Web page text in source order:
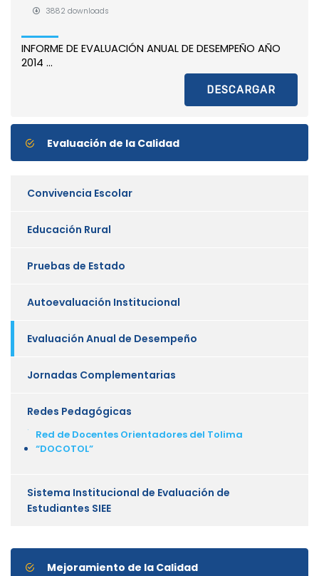
3882 downloads
INFORME DE EVALUACIÓN ANUAL DE DESEMPEÑO AÑO
2014 ...
DESCARGAR
Evaluación de la Calidad
Convivencia Escolar
Educación Rural
Pruebas de Estado
Autoevaluación Institucional
Evaluación Anual de Desempeño
Jornadas Complementarias
Redes Pedagógicas
Red de Docentes Orientadores del Tolima
“DOCOTOL”
Sistema Institucional de Evaluación de
Estudiantes SIEE
Mejoramiento de la Calidad